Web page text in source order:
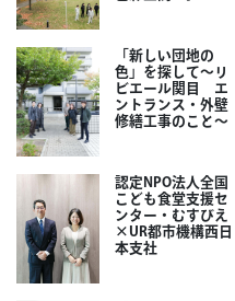
「新しい団地の
色」を探して～リ
ビエール関目 エ
ントランス・外壁
修繕工事のこと～
認定NPO法人全国
こども食堂支援セ
ンター・むすびえ
×UR都市機構西日
本支社